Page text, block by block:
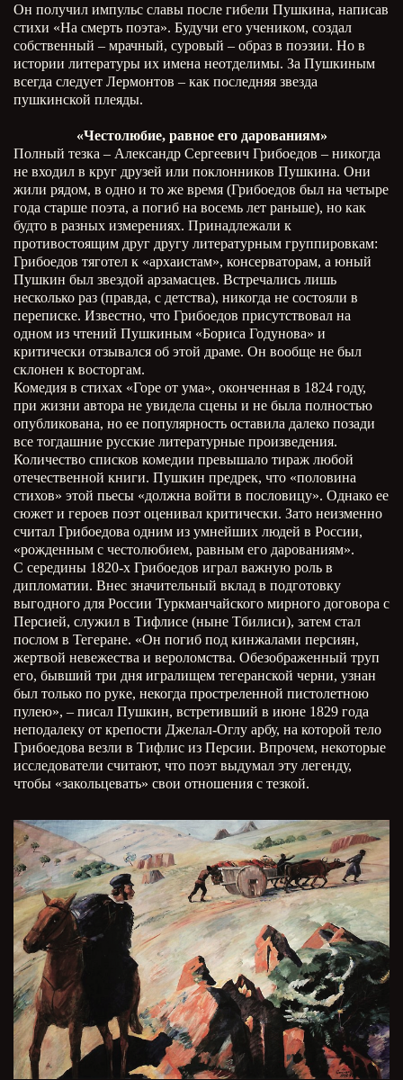
Он получил импульс славы после гибели Пушкина, написав
стихи «На смерть поэта». Будучи его учеником, создал
собственный – мрачный, суровый – образ в поэзии. Но в
истории литературы их имена неотделимы. За Пушкиным
всегда следует Лермонтов – как последняя звезда
пушкинской плеяды.
«Честолюбие, равное его дарованиям»
Полный тезка – Александр Сергеевич Грибоедов – никогда
не входил в круг друзей или поклонников Пушкина. Они
жили рядом, в одно и то же время (Грибоедов был на четыре
года старше поэта, а погиб на восемь лет раньше), но как
будто в разных измерениях. Принадлежали к
противостоящим друг другу литературным группировкам:
Грибоедов тяготел к «архаистам», консерваторам, а юный
Пушкин был звездой арзамасцев. Встречались лишь
несколько раз (правда, с детства), никогда не состояли в
переписке. Известно, что Грибоедов присутствовал на
одном из чтений Пушкиным «Бориса Годунова» и
критически отзывался об этой драме. Он вообще не был
склонен к восторгам.
Комедия в стихах «Горе от ума», оконченная в 1824 году,
при жизни автора не увидела сцены и не была полностью
опубликована, но ее популярность оставила далеко позади
все тогдашние русские литературные произведения.
Количество списков комедии превышало тираж любой
отечественной книги. Пушкин предрек, что «половина
стихов» этой пьесы «должна войти в пословицу». Однако ее
сюжет и героев поэт оценивал критически. Зато неизменно
считал Грибоедова одним из умнейших людей в России,
«рожденным с честолюбием, равным его дарованиям».
С середины 1820-х Грибоедов играл важную роль в
дипломатии. Внес значительный вклад в подготовку
выгодного для России Туркманчайского мирного договора с
Персией, служил в Тифлисе (ныне Тбилиси), затем стал
послом в Тегеране. «Он погиб под кинжалами персиян,
жертвой невежества и вероломства. Обезображенный труп
его, бывший три дня игралищем тегеранской черни, узнан
был только по руке, некогда простреленной пистолетною
пулею», – писал Пушкин, встретивший в июне 1829 года
неподалеку от крепости Джелал-Оглу арбу, на которой тело
Грибоедова везли в Тифлис из Персии. Впрочем, некоторые
исследователи считают, что поэт выдумал эту легенду,
чтобы «закольцевать» свои отношения с тезкой.